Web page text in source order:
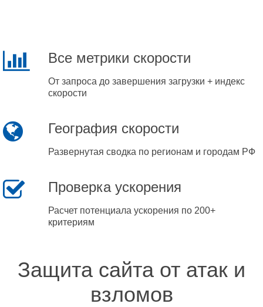
Все метрики скорости
От запроса до завершения загрузки + индекс
скорости
География скорости
Развернутая сводка по регионам и городам РФ
Проверка ускорения
Расчет потенциала ускорения по 200+
критериям
Защита сайта от атак и
взломов